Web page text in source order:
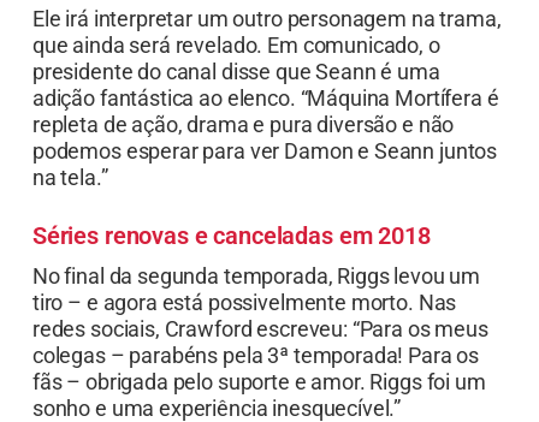
Ele irá interpretar um outro personagem na trama,
que ainda será revelado. Em comunicado, o
presidente do canal disse que Seann é uma
adição fantástica ao elenco. “Máquina Mortífera é
repleta de ação, drama e pura diversão e não
podemos esperar para ver Damon e Seann juntos
na tela.”
Séries renovas e canceladas em 2018
No final da segunda temporada, Riggs levou um
tiro – e agora está possivelmente morto. Nas
redes sociais, Crawford escreveu: “Para os meus
colegas – parabéns pela 3ª temporada! Para os
fãs – obrigada pelo suporte e amor. Riggs foi um
sonho e uma experiência inesquecível.”